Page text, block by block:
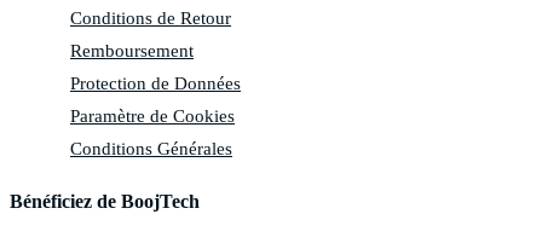
Conditions de Retour
Remboursement
Protection de Données
Paramètre de Cookies
Conditions Générales
Bénéficiez de BoojTech